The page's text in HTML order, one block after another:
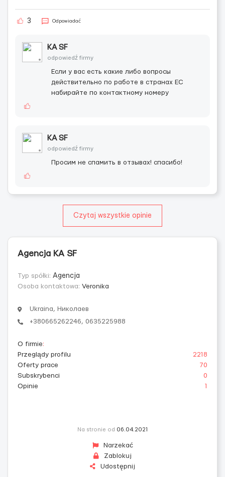
3 Odpowiadać
KA SF
odpowiedź firmy
Если у вас есть какие либо вопросы
действительно по работе в странах ЕС
набирайте по контактному номеру
KA SF
odpowiedź firmy
Просим не спамить в отзывах! спасибо!
Czytaj wszystkie opinie
Agencja KA SF
Typ spółki: Agencja
Osoba kontaktowa: Veronika
Ukraina, Николаев
+380665262246, 0635225988
O firmie:
Przeglądy profilu
2218
Oferty prace
70
Subskrybenci
0
Opinie
1
Na stronie od 06.04.2021
Narzekać
Zablokuj
Udostępnij